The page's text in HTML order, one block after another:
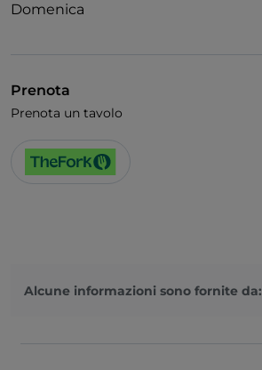
Si parla francese
Wi-Fi
Domenica
Prenota
Prenota un tavolo
Alcune informazioni sono fornite da: